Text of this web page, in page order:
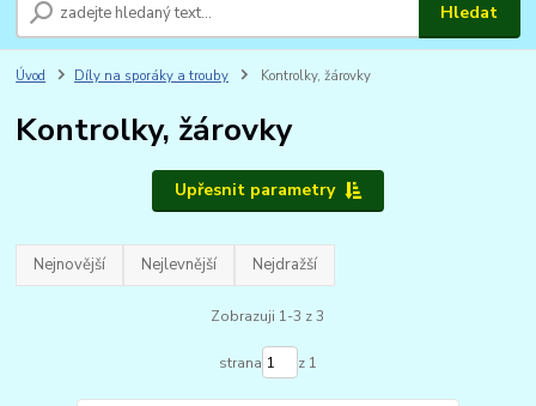
Hledat
Úvod Díly na sporáky a trouby Kontrolky, žárovky
Kontrolky, žárovky
Upřesnit parametry
Nejnovější Nejlevnější Nejdražší
Zobrazuji 1-3 z 3
strana z 1